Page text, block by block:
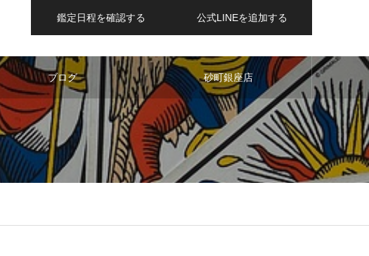
鑑定日程を確認する 公式LINEを追加する
ブログ 砂町銀座店